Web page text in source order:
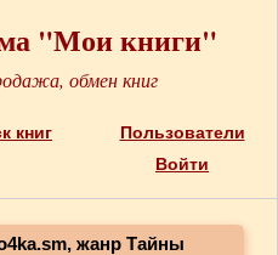
"Мои книги"
обмен книг
книг
Пользователи
Войти
жанр Тайны